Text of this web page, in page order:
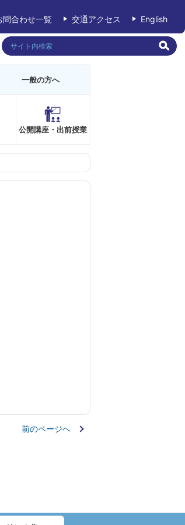
一般の方へ
公開講座・出前授業
問合わせ一覧 交通アクセス English
前のページへ